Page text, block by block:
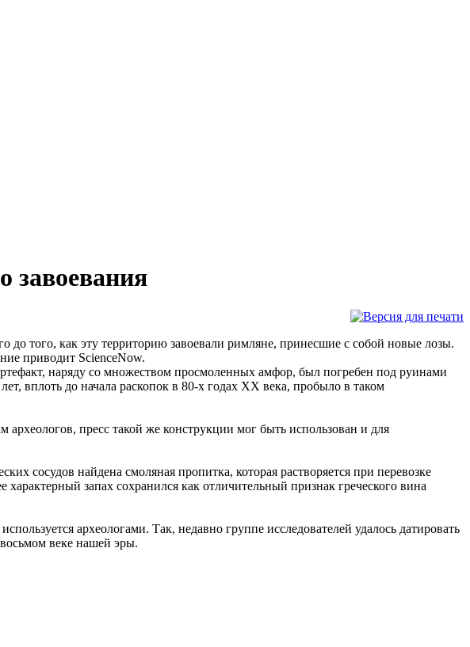
завоевания
до того, как эту территорию завоевали римляне, принесшие с собой новые лозы.
приводит ScienceNow.
наряду со множеством просмоленных амфор, был погребен под руинами
вплоть до начала раскопок в 80-х годах XX века, пробыло в таком
археологов, пресс такой же конструкции мог быть использован и для
сосудов найдена смоляная пропитка, которая растворяется при перевозке
запах сохранился как отличительный признак греческого вина
археологами. Так, недавно группе исследователей удалось датировать
веке нашей эры.